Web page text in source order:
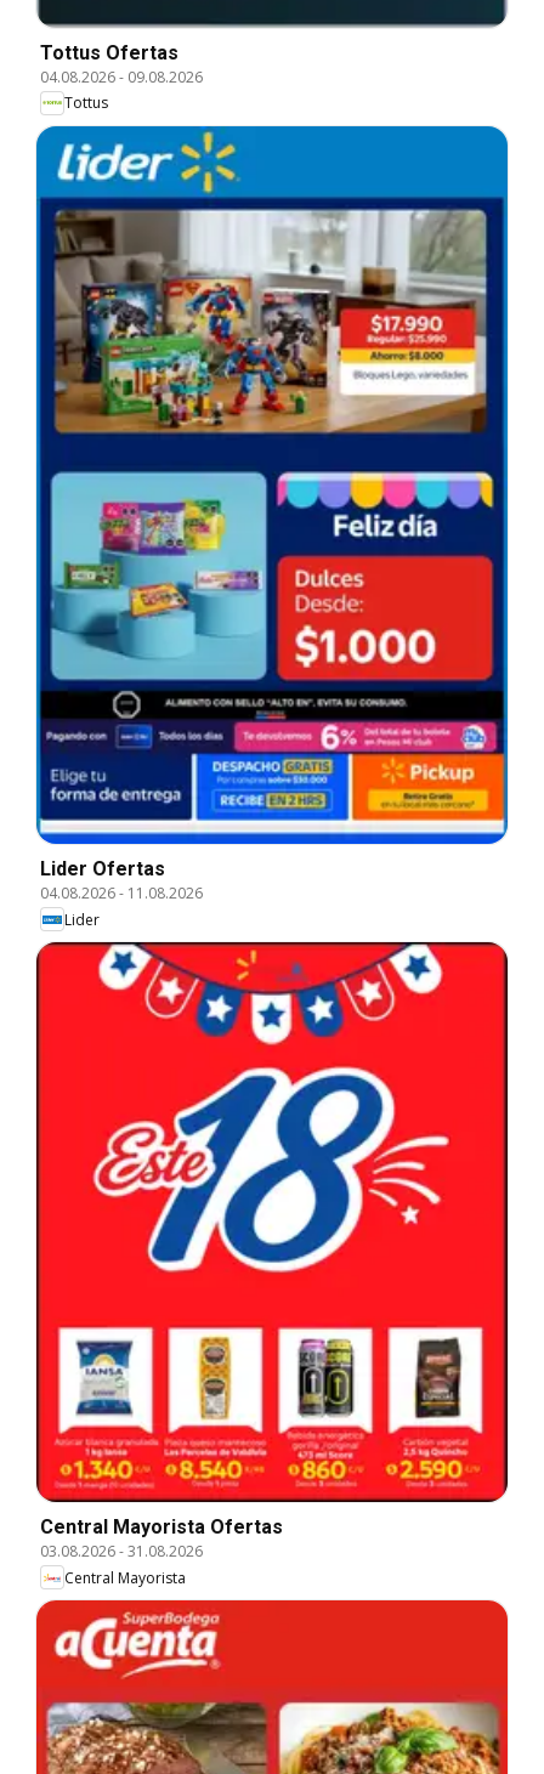
Tottus Ofertas
04.08.2026- 09.08.2026
Tottus
Lider Ofertas
04.08.2026- 11.08.2026
Lider
Central Mayorista Ofertas
03.08.2026-31.08.2026
Central Mayorista